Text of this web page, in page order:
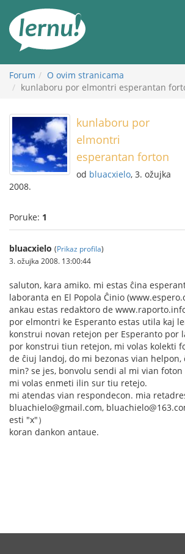
Forum
O ovim stranicama
kunlaboru por elmontri esperantan
kunlaboru por
elmontri
esperantan forton
od bluacxielo, 3. ožujka
2008.
Poruke: 1
bluacxielo (Prikaz profila)
3. ožujka 2008. 13:00:44
saluton, kara amiko. mi estas ĉina
laboranta en El Popola Ĉinio
ankau estas redaktoro de
por elmontri ke Esperanto estas utila kaj
konstrui novan retejon per Esperanto por
por konstrui tiun retejon, mi volas kolekti
de ĉiuj landoj, do mi bezonas vian helpon,
min? se jes, bonvolu sendi al mi vian
mi volas enmeti ilin sur tiu retejo.
mi atendas vian respondecon. mia
bluachielo@gmail.com,
esti "x"）
koran dankon antaue.